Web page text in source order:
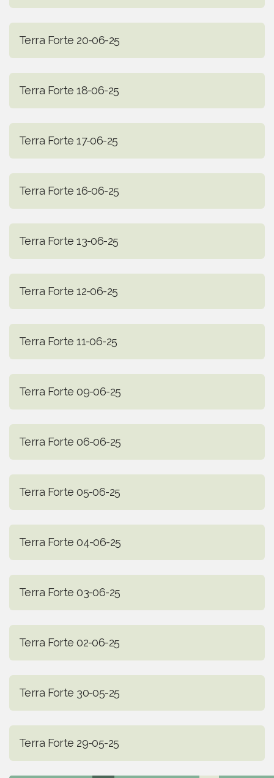
Terra Forte 20-06-25
Terra Forte 18-06-25
Terra Forte 17-06-25
Terra Forte 16-06-25
Terra Forte 13-06-25
Terra Forte 12-06-25
Terra Forte 11-06-25
Terra Forte 09-06-25
Terra Forte 06-06-25
Terra Forte 05-06-25
Terra Forte 04-06-25
Terra Forte 03-06-25
Terra Forte 02-06-25
Terra Forte 30-05-25
Terra Forte 29-05-25